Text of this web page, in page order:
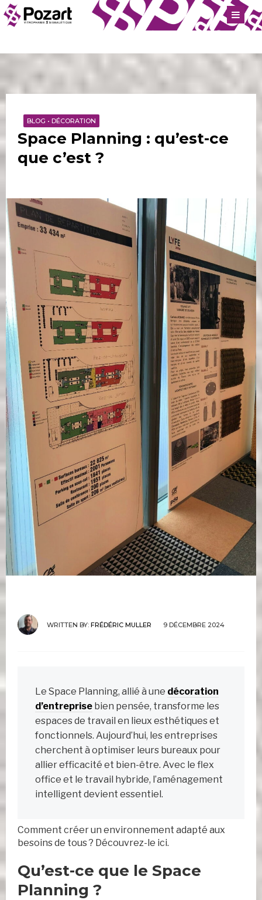
Space Planning : qu’est-ce
que c’est ?
BLOG • DÉCORATION
WRITTEN BY: FRÉDÉRIC MULLER 9 DÉCEMBRE 2024
Le Space Planning, allié à une décoration
d’entreprise bien pensée, transforme les
espaces de travail en lieux esthétiques et
fonctionnels. Aujourd’hui, les entreprises
cherchent à optimiser leurs bureaux pour
allier efficacité et bien-être. Avec le flex
office et le travail hybride, l’aménagement
intelligent devient essentiel.
Comment créer un environnement adapté aux
besoins de tous ? Découvrez-le ici.
Qu’est-ce que le Space
Planning ?